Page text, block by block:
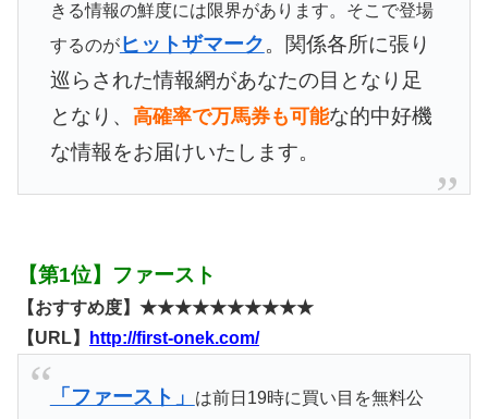
きる情報の鮮度には限界があります。そこで登場
するのがヒットザマーク。関係各所に張り
巡らされた情報網があなたの目となり足
となり、 高確率で万馬券も可能な的中好機
な情報をお届けいたします。
【第1位】ファースト
【おすすめ度】★★★★★★★★★★
【URL】
http://first-onek.com/
「ファースト」
は前日19時に買い目を無料公